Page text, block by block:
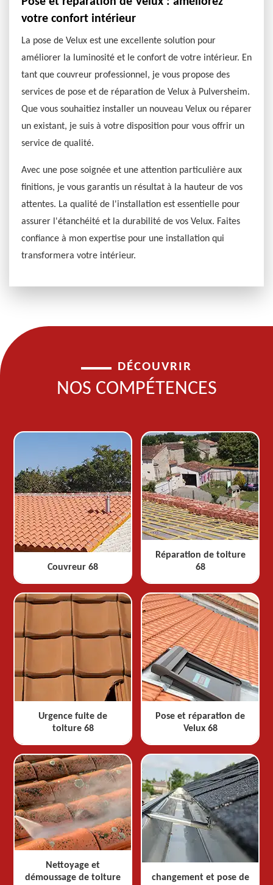
votre confort intérieur
La pose de Velux est une excellente solution pour
améliorer la luminosité et le confort de votre intérieur. En
tant que couvreur professionnel, je vous propose des
services de pose et de réparation de Velux à Pulversheim.
Que vous souhaitiez installer un nouveau Velux ou réparer
un existant, je suis à votre disposition pour vous offrir un
service de qualité.
Avec une pose soignée et une attention particulière aux
finitions, je vous garantis un résultat à la hauteur de vos
attentes. La qualité de l'installation est essentielle pour
assurer l'étanchéité et la durabilité de vos Velux. Faites
confiance à mon expertise pour une installation qui
transformera votre intérieur.
DÉCOUVRIR
NOS COMPÉTENCES
Couvreur 68
Réparation de toiture
68
Urgence fuite de
toiture 68
Pose et réparation de
Velux 68
Nettoyage et
démoussage de toiture
changement et pose de